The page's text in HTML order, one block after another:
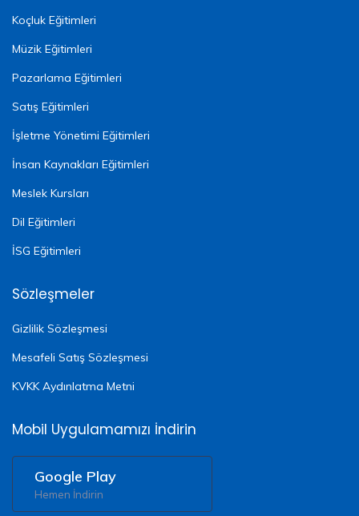
Koçluk Eğitimleri
Müzik Eğitimleri
Pazarlama Eğitimleri
Satış Eğitimleri
İşletme Yönetimi Eğitimleri
İnsan Kaynakları Eğitimleri
Meslek Kursları
Dil Eğitimleri
İSG Eğitimleri
Sözleşmeler
Gizlilik Sözleşmesi
Mesafeli Satış Sözleşmesi
KVKK Aydınlatma Metni
Mobil Uygulamamızı İndirin
Google Play
Hemen İndirin